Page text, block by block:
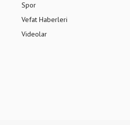
Spor
Vefat Haberleri
Videolar